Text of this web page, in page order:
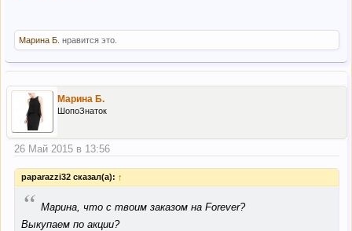
Марина Б. нравится это.
Марина Б.
ШопоЗнаток
26 Май 2015 в 13:56
paparazzi32 сказал(а): ↑
“ Марина, что с твоим заказом на Forever?
Выкупаем по акции?